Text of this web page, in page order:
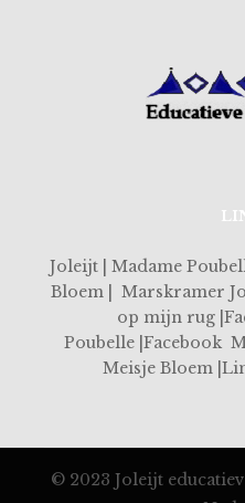
Joleijt | Madame
Bloem | Marskramer
op mijn rug
Poubelle |Facebook
Meisje Bloem
© 2023 Joleijt